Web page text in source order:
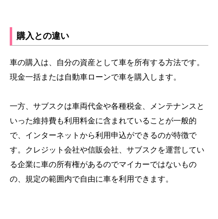
購入との違い
車の購入は、自分の資産として車を所有する方法です。
現金一括または自動車ローンで車を購入します。
一方、サブスクは車両代金や各種税金、メンテナンスと
いった維持費も利用料金に含まれていることが一般的
で、インターネットから利用申込ができるのが特徴で
す。クレジット会社や信販会社、サブスクを運営してい
る企業に車の所有権があるのでマイカーではないもの
の、規定の範囲内で自由に車を利用できます。